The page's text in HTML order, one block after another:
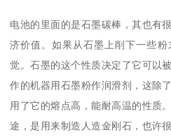
电池的里面的是石墨碳棒，其也有
济价值。如果从石墨上削下一些
觉。石墨的这个性质决定了它可以
作的机器用石墨粉作润滑剂，这除
用了它的熔点高，能耐高温的性质
途，是用来制造人造金刚石，也许